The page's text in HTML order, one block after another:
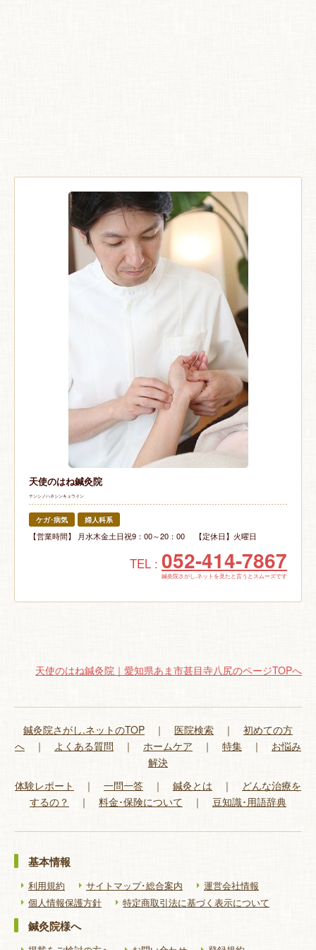
天使のはね鍼灸院
テンシノハネシンキュウイン
ケガ･病気 婦人科系
【営業時間】 月水木金土日祝9：00～20：00 【定休日】火曜日
TEL : 052-414-7867
鍼灸院さがし.ネットを見たと言うとスムーズです
天使のはね鍼灸院｜愛知県あま市甚目寺八尻のページTOPへ
鍼灸院さがし.ネットのTOP ｜ 医院検索 ｜ 初めての方
へ ｜ よくある質問 ｜ ホームケア ｜ 特集 ｜ お悩み
解決
体験レポート
｜ 一問一答 ｜ 鍼灸とは ｜ どんな治療を
するの？
｜ 料金･保険について ｜ 豆知識･用語辞典
基本情報
利用規約 サイトマップ･総合案内
運営会社情報
個人情報保護方針
特定商取引法に基づく表示について
鍼灸院様へ